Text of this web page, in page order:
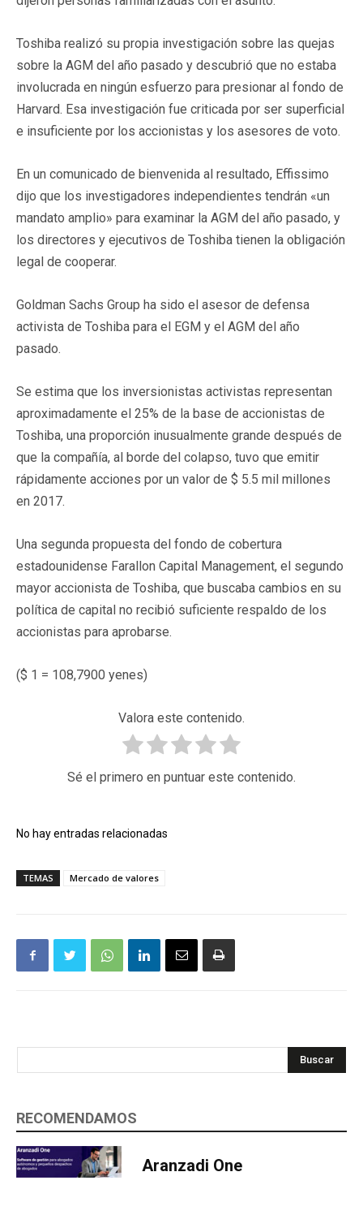
Toshiba realizó su propia investigación sobre las quejas
sobre la AGM del año pasado y descubrió que no estaba
involucrada en ningún esfuerzo para presionar al fondo de
Harvard. Esa investigación fue criticada por ser superficial
e insuficiente por los accionistas y los asesores de voto.
En un comunicado de bienvenida al resultado, Effissimo
dijo que los investigadores independientes tendrán «un
mandato amplio» para examinar la AGM del año pasado, y
los directores y ejecutivos de Toshiba tienen la obligación
legal de cooperar.
Goldman Sachs Group ha sido el asesor de defensa
activista de Toshiba para el EGM y el AGM del año
pasado.
Se estima que los inversionistas activistas representan
aproximadamente el 25% de la base de accionistas de
Toshiba, una proporción inusualmente grande después de
que la compañía, al borde del colapso, tuvo que emitir
rápidamente acciones por un valor de $ 5.5 mil millones
en 2017.
Una segunda propuesta del fondo de cobertura
estadounidense Farallon Capital Management, el segundo
mayor accionista de Toshiba, que buscaba cambios en su
política de capital no recibió suficiente respaldo de los
accionistas para aprobarse.
($ 1 = 108,7900 yenes)
Valora este contenido.
Sé el primero en puntuar este contenido.
No hay entradas relacionadas
TEMAS Mercado de valores
Buscar
RECOMENDAMOS
Aranzadi One